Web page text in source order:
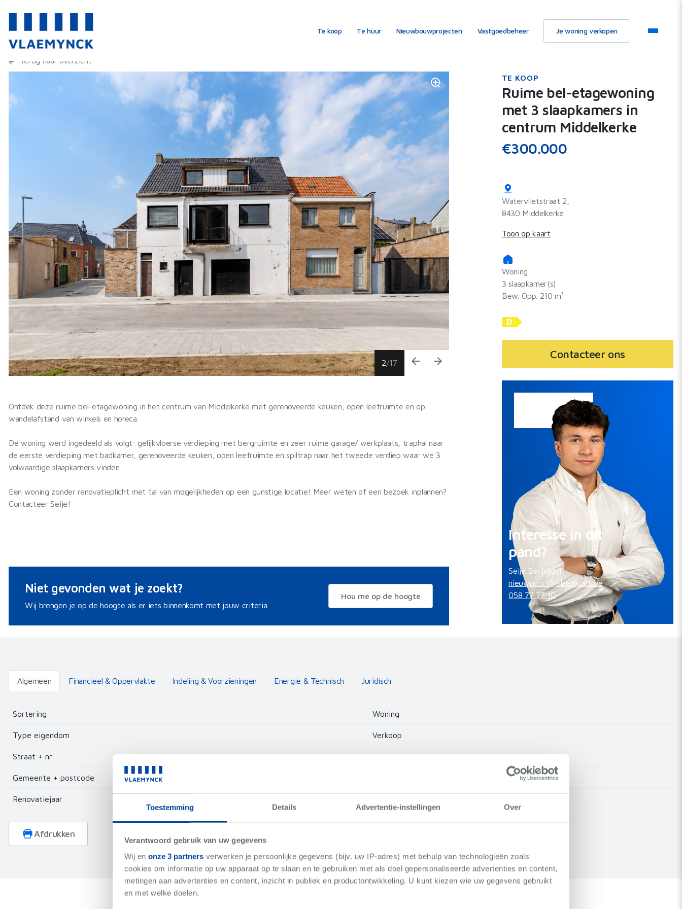
Toestemming Details Advertentie-instellingen Over
Verantwoord gebruik van uw gegevens
Wij en onze 3 partners verwerken je persoonlijke gegevens (bijv. uw IP-adres) met behulp van technologieën zoals
cookies om informatie op uw apparaat op te slaan en te gebruiken met als doel gepersonaliseerde advertenties en content,
metingen aan advertenties en content, inzicht in publiek en productontwikkeling. U kunt kiezen wie uw gegevens gebruikt
en met welke doelen.
Te koop Te huur Nieuwbouwprojecten Vastgoedbeheer Je woning verkopen
Terug naar overzicht
2/17 arrow_back arrow_forward
Ontdek deze ruime bel-etagewoning in het centrum van Middelkerke met gerenoveerde keuken, open leefruimte en op
wandelafstand van winkels en horeca.
De woning werd ingedeeld als volgt: gelijkvloerse verdieping met bergruimte en zeer ruime garage/ werkplaats, traphal naar
de eerste verdieping met badkamer, gerenoveerde keuken, open leefruimte en spiltrap naar het tweede verdiep waar we 3
volwaardige slaapkamers vinden.
Een woning zonder renovatieplicht met tal van mogelijkheden op een gunstige locatie! Meer weten of een bezoek inplannen?
Contacteer Seije!
TE KOOP
Ruime bel-etagewoning
met 3 slaapkamers in
centrum Middelkerke
€300.000
Watervlietstraat 2,
8430 Middelkerke
Toon op kaart
Woning
3 slaapkamer(s)
Bew. Opp. 210 m²
D
Contacteer ons
Interesse in dit
pand?
Seije Berteloot
nieuwpoort@vlaemynck.be
058 77 77 10
Niet gevonden wat je zoekt?
Wij brengen je op de hoogte als er iets binnenkomt met jouw criteria.
Hou me op de hoogte
Algemeen Financieel & Oppervlakte Indeling & Voorzieningen Energie & Technisch Juridisch
Sortering Woning
Type eigendom Verkoop
Straat + nr Watervlietstraat 2
Gemeente + postcode
Renovatiejaar
Afdrukken